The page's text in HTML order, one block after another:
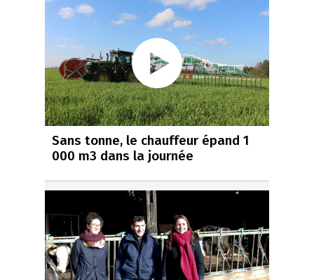
Sans tonne, le chauffeur épand 1
000 m3 dans la journée